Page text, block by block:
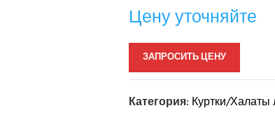
Цену уточняйте
ЗАПРОСИТЬ ЦЕНУ
Категория: Куртки/Халаты